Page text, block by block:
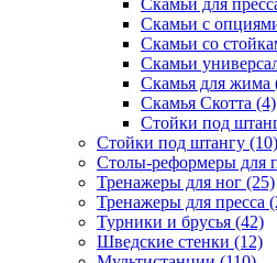
Скамьи с
Скамьи со
Скамьи
Скамья для жима
Скамья Скотта (4)
Стойки под
Стойки под штангу (10)
Столы-реформеры для
Тренажеры для ног (25)
Тренажеры для пресса
Турники и брусья (42)
Шведские стенки (12)